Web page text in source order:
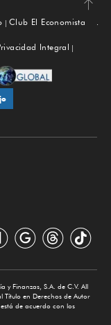
Subir
Club El Economista
Integral
y Finanzas, S.A. de C.V. All
Título en Derechos de Autor
de acuerdo con los